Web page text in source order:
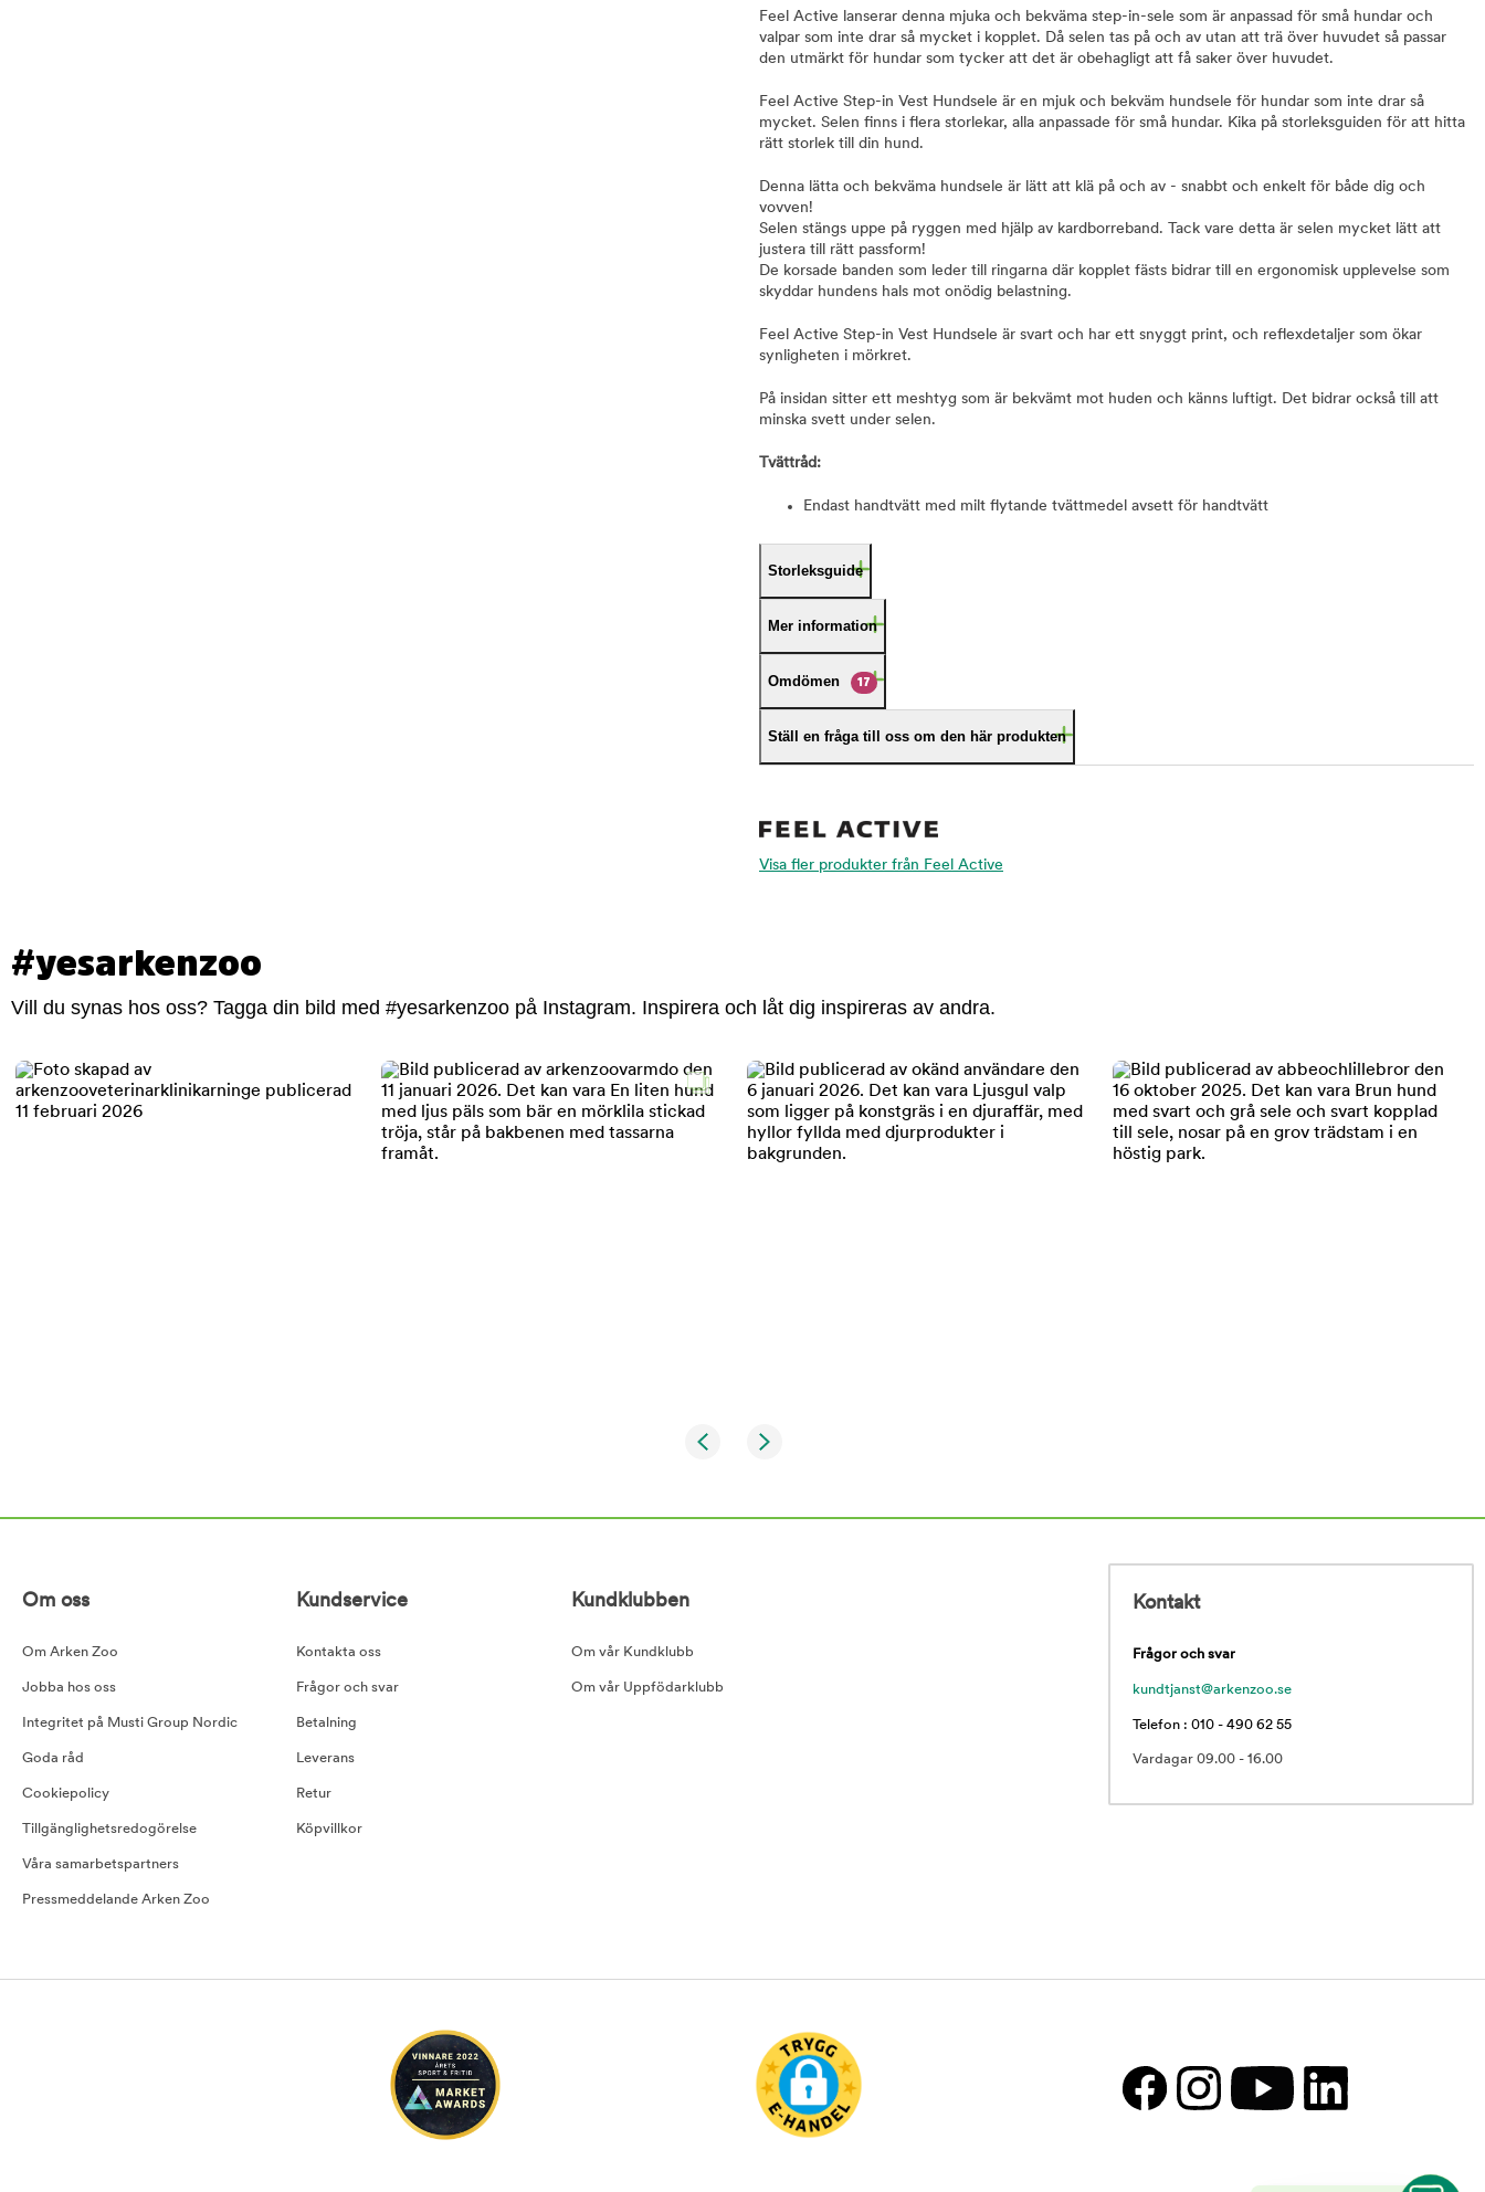
Feel Active lanserar denna mjuka och bekväma step-in-sele som är anpassad för små hundar och
valpar som inte drar så mycket i kopplet. Då selen tas på och av utan att trä över huvudet så passar
den utmärkt för hundar som tycker att det är obehagligt att få saker över huvudet.
Feel Active Step-in Vest Hundsele är en mjuk och bekväm hundsele för hundar som inte drar så
mycket. Selen finns i flera storlekar, alla anpassade för små hundar. Kika på storleksguiden för att hitta
rätt storlek till din hund.
Denna lätta och bekväma hundsele är lätt att klä på och av - snabbt och enkelt för både dig och
vovven!
Selen stängs uppe på ryggen med hjälp av kardborreband. Tack vare detta är selen mycket lätt att
justera till rätt passform!
De korsade banden som leder till ringarna där kopplet fästs bidrar till en ergonomisk upplevelse som
skyddar hundens hals mot onödig belastning.
Feel Active Step-in Vest Hundsele är svart och har ett snyggt print, och reflexdetaljer som ökar
synligheten i mörkret.
På insidan sitter ett meshtyg som är bekvämt mot huden och känns luftigt. Det bidrar också till att
minska svett under selen.
Tvättråd:
Endast handtvätt med milt flytande tvättmedel avsett för handtvätt
Storleksguide
Mer information
Omdömen 17
Ställ en fråga till oss om den här produkten
Visa fler produkter från Feel Active
#yesarkenzoo
Vill du synas hos oss? Tagga din bild med #yesarkenzoo på Instagram. Inspirera och låt dig inspireras av andra.
Om oss
Om Arken Zoo
Jobba hos oss
Integritet på Musti Group Nordic
Goda råd
Cookiepolicy
Tillgänglighetsredogörelse
Våra samarbetspartners
Pressmeddelande Arken Zoo
Kundservice
Kontakta oss
Frågor och svar
Betalning
Leverans
Retur
Köpvillkor
Kundklubben
Om vår Kundklubb
Om vår Uppfödarklubb
Kontakt
Frågor och svar
kundtjanst@arkenzoo.se
Telefon : 010 - 490 62 55
Vardagar 09.00 - 16.00